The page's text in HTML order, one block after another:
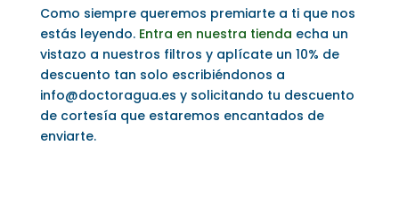
Como siempre queremos premiarte a ti que nos
estás leyendo. Entra en nuestra tienda echa un
vistazo a nuestros filtros y aplícate un 10% de
descuento tan solo escribiéndonos a
info@doctoragua.es y solicitando tu descuento
de cortesía que estaremos encantados de
enviarte.